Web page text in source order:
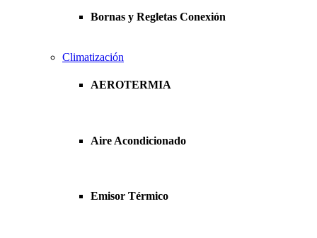
Bornas y Regletas Conexión
Climatización
AEROTERMIA
Aire Acondicionado
Emisor Térmico